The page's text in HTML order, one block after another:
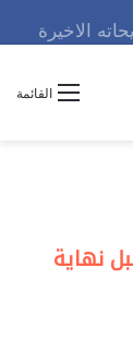
الاخيرة
القائمة
نهاية